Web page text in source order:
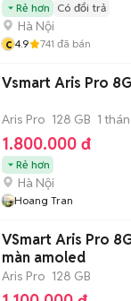
Rẻ hơn Có đổi trả
Hà Nội
c 4.9 741 đã bán
Vsmart Aris Pro
Aris Pro 128 GB 1
1.800.000 đ
Rẻ hơn
Hà Nội
Hoang Tran
VSmart Aris Pro
màn amoled
Aris Pro 128 GB